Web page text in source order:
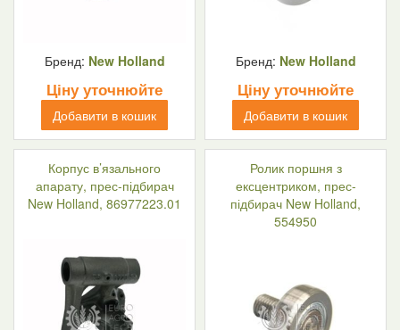
Бренд: New Holland
Ціну уточнюйте
Добавити в кошик
Бренд: New Holland
Ціну уточнюйте
Добавити в кошик
Корпус в’язального
апарату, прес-підбирач
New Holland, 86977223.01
Ролик поршня з
ексцентриком, прес-
підбирач New Holland,
554950